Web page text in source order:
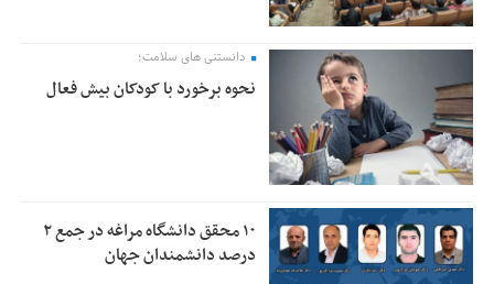
دانستنی های سلامت؛
نحوه برخورد با کودکان بیش فعال
۱۰ محقق دانشگاه مراغه در جمع ۲
درصد دانشمندان جهان